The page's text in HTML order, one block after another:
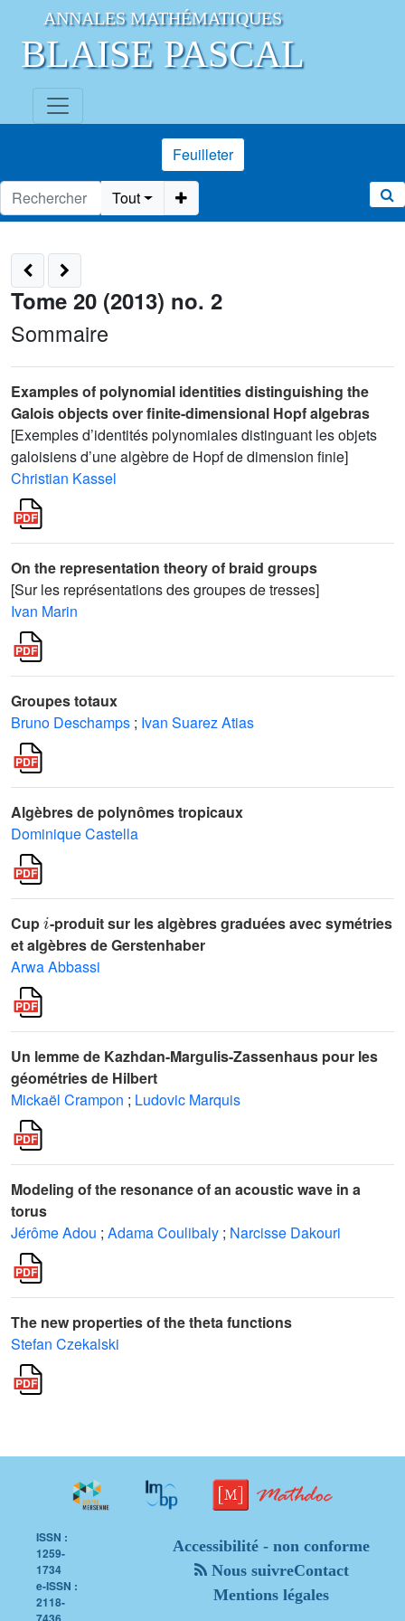
ANNALES MATHÉMATIQUES
BLAISE PASCAL
Feuilleter
Tout
Tome 20 (2013) no. 2
Sommaire
Examples of polynomial identities distinguishing the
Galois objects over finite-dimensional Hopf algebras
[Exemples d’identités polynomiales distinguant les objets
galoisiens d’une algèbre de Hopf de dimension finie]
Christian Kassel
On the representation theory of braid groups
[Sur les représentations des groupes de tresses]
Ivan Marin
Groupes totaux
Bruno Deschamps ; Ivan Suarez Atias
Algèbres de polynômes tropicaux
Dominique Castella
Cup -produit sur les algèbres graduées avec symétries
et algèbres de Gerstenhaber
Arwa Abbassi
Un lemme de Kazhdan-Margulis-Zassenhaus pour les
géométries de Hilbert
Mickaël Crampon ; Ludovic Marquis
Modeling of the resonance of an acoustic wave in a
torus
Jérôme Adou ; Adama Coulibaly ; Narcisse Dakouri
The new properties of the theta functions
Stefan Czekalski
ISSN :
1259-
1734
e-ISSN :
2118-
Accessibilité - non conforme
Nous suivreContact
Mentions légales